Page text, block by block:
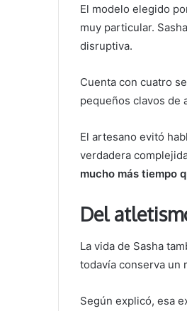
El modelo elegido
muy particular.
disruptiva.
Cuenta con cuatro
pequeños clavos de
El artesano evitó
verdadera
mucho más tiempo
Del
La vida de Sasha
todavía conserva un
Según explicó, esa